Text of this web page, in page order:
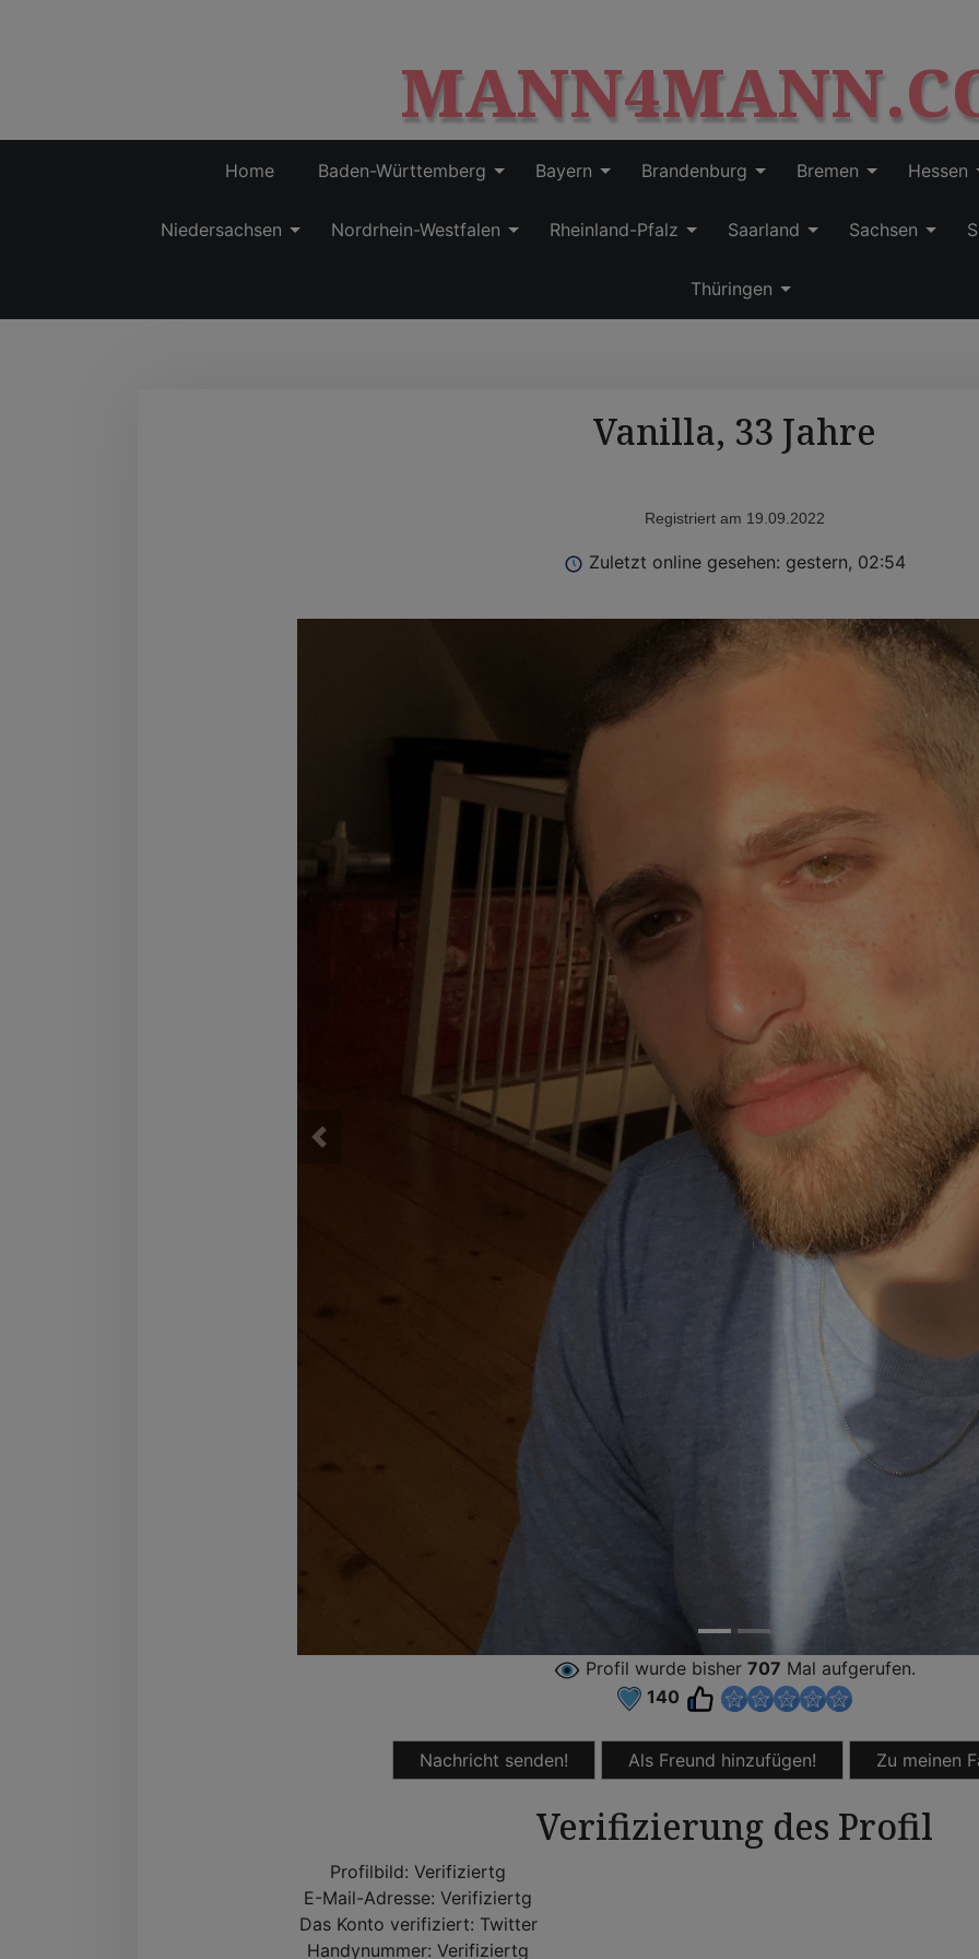
p
t
o
c
n
n
Home Baden-Württemberg Bayern Brandenburg Bremen Hessen
Niedersachsen Nordrhein-Westfalen Rheinland-Pfalz Saarland Sachsen
Thüringen
Vanilla, 33 Jahre
Registriert am 19.09.2022
Zuletzt online gesehen: gestern, 02:54
Profil wurde bisher 707 Mal aufgerufen.
140
Nachricht senden! Als Freund hinzufügen! Zu meinen
Verifizierung des Profil
Profilbild: Verifiziertg
E-Mail-Adresse: Verifiziertg
Das Konto verifiziert: Twitter
Handynummer: Verifiziertg